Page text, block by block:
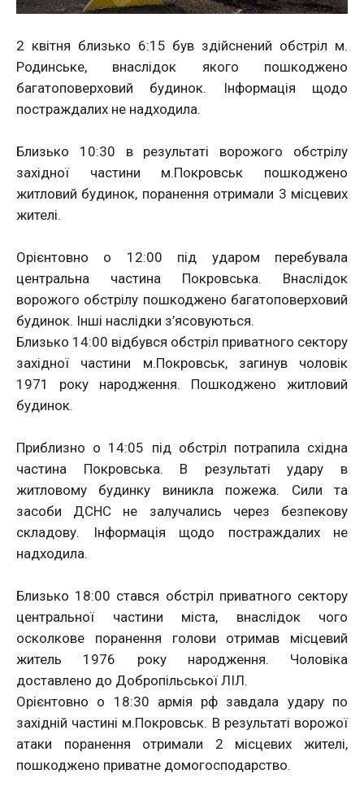
2 квітня близько 6:15 був здійснений обстріл м.
Родинське, внаслідок якого пошкоджено
багатоповерховий будинок. Інформація щодо
постраждалих не надходила.
Близько 10:30 в результаті ворожого обстрілу
західної частини м.Покровськ пошкоджено
житловий будинок, поранення отримали 3 місцевих
жителі.
Орієнтовно о 12:00 під ударом перебувала
центральна частина Покровська. Внаслідок
ворожого обстрілу пошкоджено багатоповерховий
будинок. Інші наслідки з’ясовуються.
Близько 14:00 відбувся обстріл приватного сектору
західної частини м.Покровськ, загинув чоловік
1971 року народження. Пошкоджено житловий
будинок.
Приблизно о 14:05 під обстріл потрапила східна
частина Покровська. В результаті удару в
житловому будинку виникла пожежа. Сили та
засоби ДСНС не залучались через безпекову
складову. Інформація щодо постраждалих не
надходила.
Близько 18:00 стався обстріл приватного сектору
центральної частини міста, внаслідок чого
осколкове поранення голови отримав місцевий
житель 1976 року народження. Чоловіка
доставлено до Добропільської ЛІЛ.
Орієнтовно о 18:30 армія рф завдала удару по
західній частині м.Покровськ. В результаті ворожої
атаки поранення отримали 2 місцевих жителі,
пошкоджено приватне домогосподарство.